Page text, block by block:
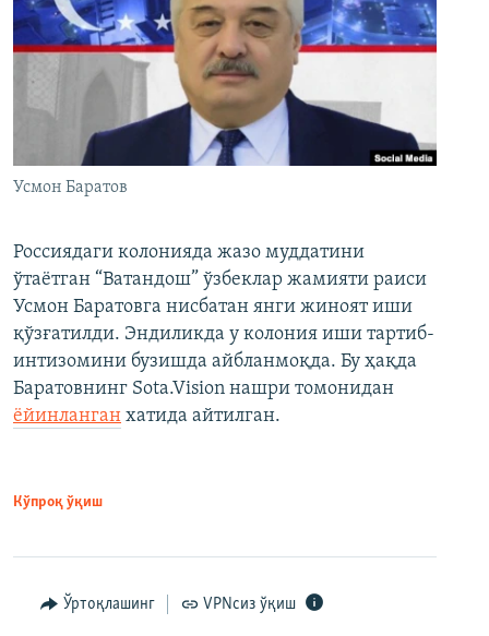
Усмон Баратов
Россиядаги колонияда жазо муддатини
ўтаётган “Ватандош” ўзбеклар жамияти раиси
Усмон Баратовга нисбатан янги жиноят иши
қўзғатилди. Эндиликда у колония иши тартиб-
интизомини бузишда айбланмоқда. Бу ҳақда
Баратовнинг Sota.Vision нашри томонидан
ёйинланган хатида айтилган.
Кўпроқ ўқиш
Ўртоқлашинг VPNсиз ўқиш